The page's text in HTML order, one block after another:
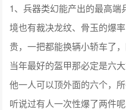
1、兵器类幻能产出的最高
境也有裁决龙纹、骨玉的爆
贵，一把都能换辆小轿车了
当年最好的盔甲那必定是六
他一人可以顶外面的六个，
听说过有人一次性爆了两件